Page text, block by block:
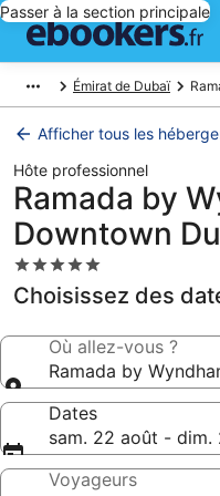
Passer à la section principale
Émirat de Dubaï
Afficher tous les
Hôte professionnel
Ramada by
Downtown
Hébergement
5.0 étoiles
Choisissez des
Où allez-vous ?
Ramada by
Dates
sam. 22 août - dim.
Voyageurs